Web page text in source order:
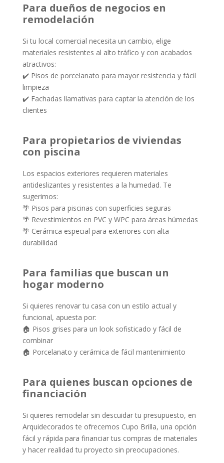
Para dueños de negocios en
remodelación
Si tu local comercial necesita un cambio, elige
materiales resistentes al alto tráfico y con acabados
atractivos:
✔️ Pisos de porcelanato para mayor resistencia y fácil
limpieza
✔️ Fachadas llamativas para captar la atención de los
clientes
Para propietarios de viviendas
con piscina
Los espacios exteriores requieren materiales
antideslizantes y resistentes a la humedad. Te
sugerimos:
🌴 Pisos para piscinas con superficies seguras
🌴 Revestimientos en PVC y WPC para áreas húmedas
🌴 Cerámica especial para exteriores con alta
durabilidad
Para familias que buscan un
hogar moderno
Si quieres renovar tu casa con un estilo actual y
funcional, apuesta por:
🏠 Pisos grises para un look sofisticado y fácil de
combinar
🏠 Porcelanato y cerámica de fácil mantenimiento
Para quienes buscan opciones de
financiación
Si quieres remodelar sin descuidar tu presupuesto, en
Arquidecorados te ofrecemos Cupo Brilla, una opción
fácil y rápida para financiar tus compras de materiales
y hacer realidad tu proyecto sin preocupaciones.